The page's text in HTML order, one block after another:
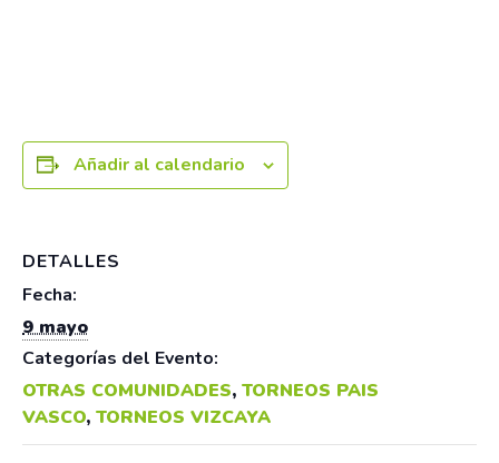
Añadir al calendario
DETALLES
Fecha:
9 mayo
Categorías del Evento:
OTRAS COMUNIDADES, TORNEOS PAIS
VASCO, TORNEOS VIZCAYA